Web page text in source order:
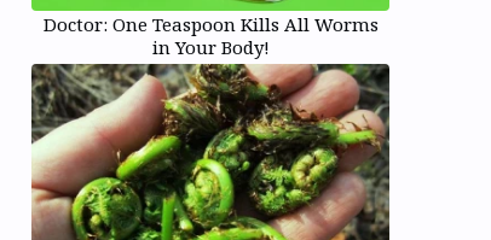
Doctor: One Teaspoon Kills All Worms
in Your Body!